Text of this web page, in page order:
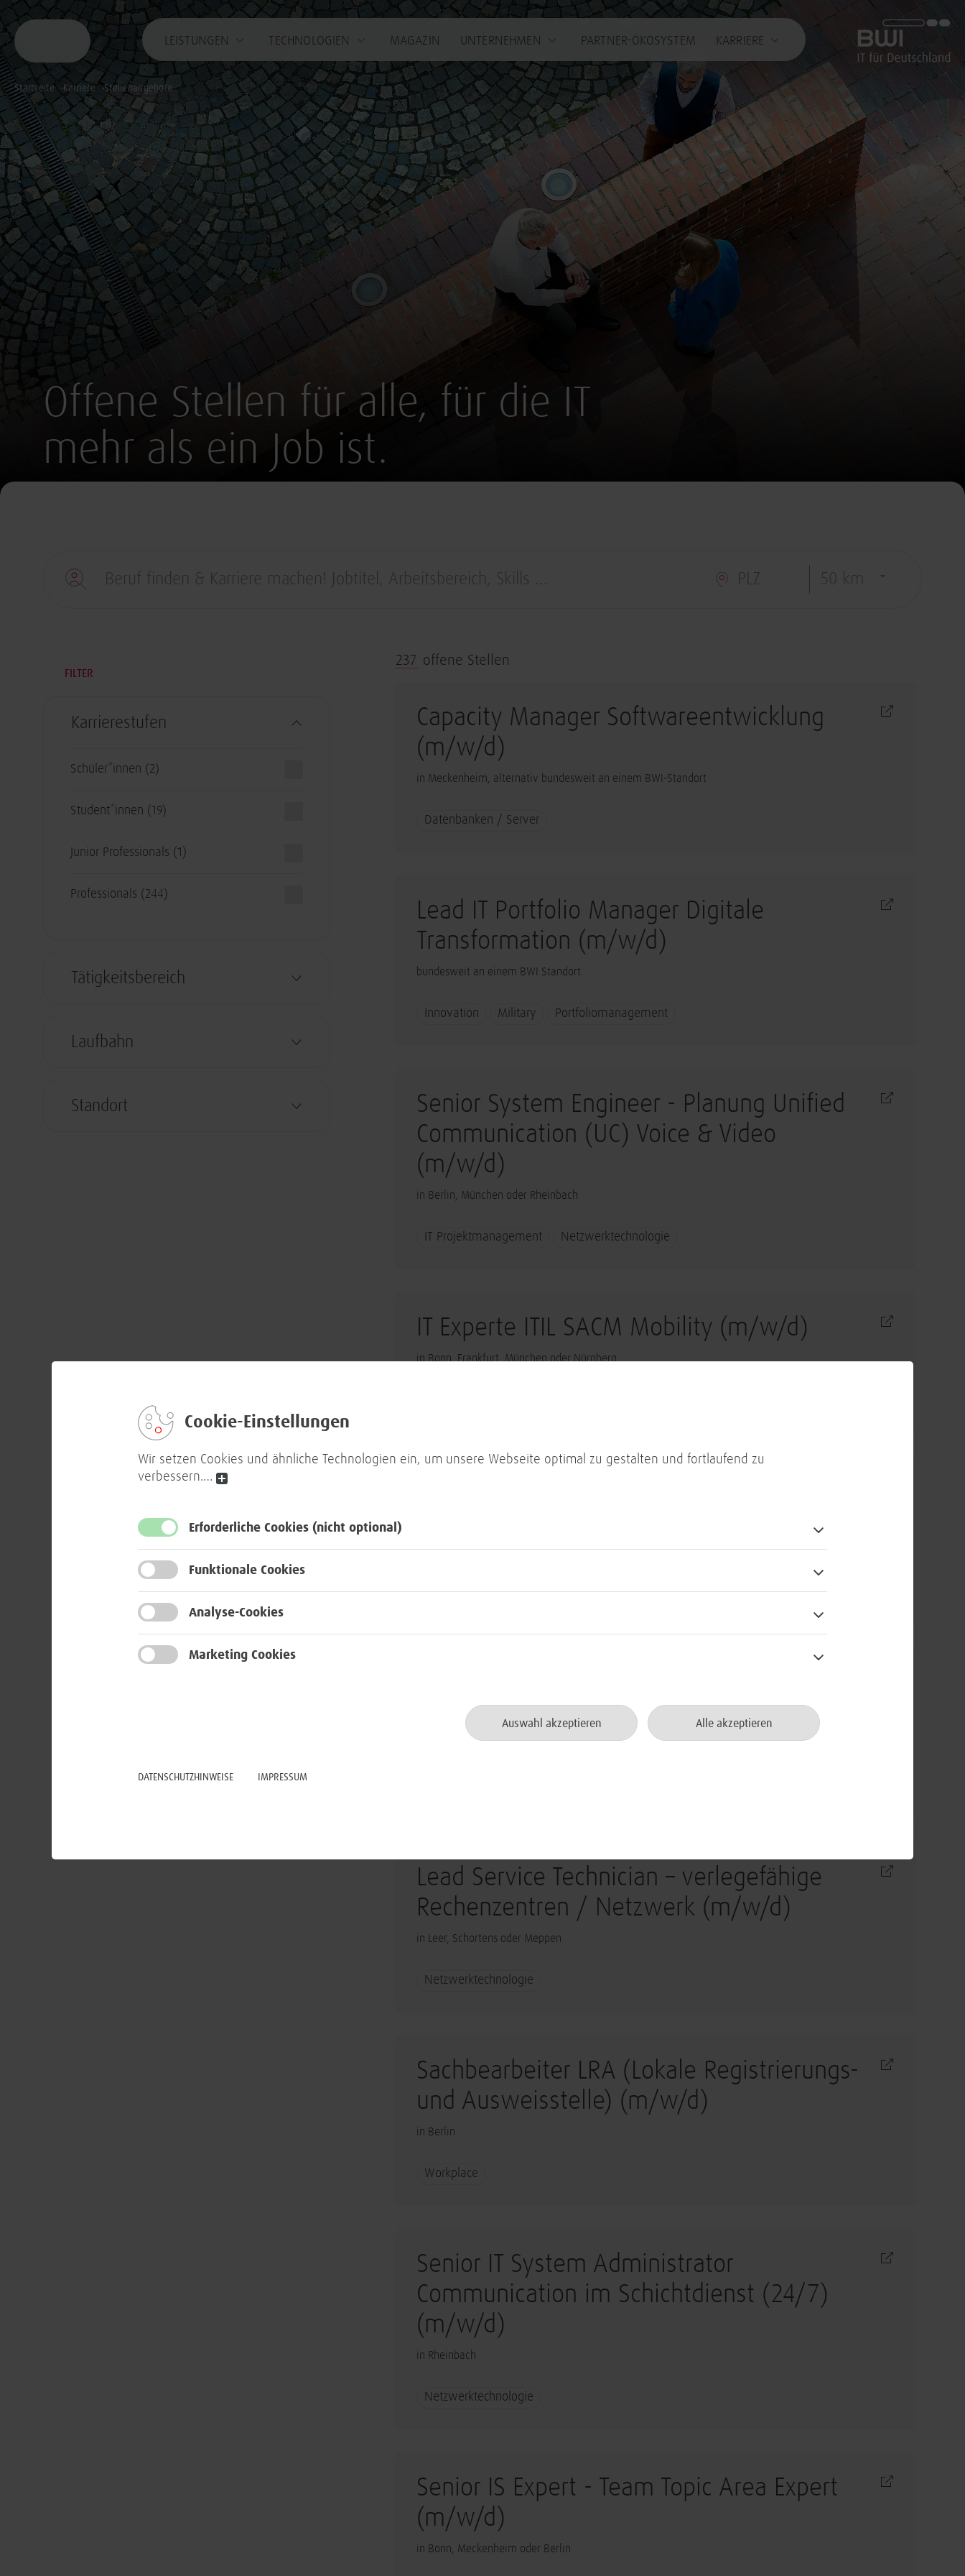
Cookie-Einstellungen
Wir setzen Cookies und ähnliche Technologien ein, um unsere Webseite optimal zu gestalten und fortlaufend zu
verbessern.…
Erforderliche Cookies (nicht optional)
Funktionale Cookies
Analyse-Cookies
Marketing Cookies
Auswahl akzeptieren Alle akzeptieren
DATENSCHUTZHINWEISE IMPRESSUM
LEISTUNGEN TECHNOLOGIEN MAGAZIN UNTERNEHMEN PARTNER-ÖKOSYSTEM KARRIERE
BWI GmbH
Startseite Karriere Stellenangebote
Offene Stellen für alle, für die IT
mehr als ein Job ist.
FILTER
Karrierestufen
Schüler*innen (2)
Student*innen (19)
Junior Professionals (1)
Professionals (244)
Tätigkeitsbereich
Laufbahn
Standort
237 offene Stellen
Capacity Manager Softwareentwicklung
(m/w/d)
in Meckenheim, alternativ bundesweit an einem BWI-Standort
Datenbanken / Server
Lead IT Portfolio Manager Digitale
Transformation (m/w/d)
bundesweit an einem BWI Standort
Innovation Military Portfoliomanagement
Senior System Engineer - Planung Unified
Communication (UC) Voice & Video
(m/w/d)
in Berlin, München oder Rheinbach
IT Projektmanagement Netzwerktechnologie
IT Experte ITIL SACM Mobility (m/w/d)
in Bonn, Frankfurt, München oder Nürnberg
in Bonn
Zentralbereiche (u.a. Personal/Marketing/Finance)
(m/w/d)
Lead Service Technician – verlegefähige
Rechenzentren / Netzwerk (m/w/d)
in Leer, Schortens oder Meppen
Netzwerktechnologie
Sachbearbeiter LRA (Lokale Registrierungs-
und Ausweisstelle) (m/w/d)
in Berlin
Workplace
Senior IT System Administrator
Communication im Schichtdienst (24/7)
(m/w/d)
in Rheinbach
Netzwerktechnologie
Senior IS Expert - Team Topic Area Expert
(m/w/d)
in Bonn, Meckenheim oder Berlin